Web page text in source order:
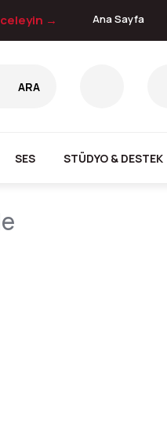
→ Ana Sayfa
ARA
SES STÜDYO & DESTEK